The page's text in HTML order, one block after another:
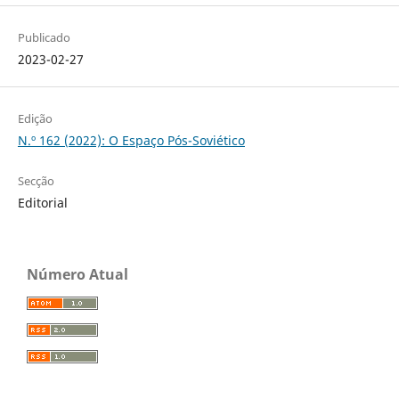
Publicado
2023-02-27
Edição
N.º 162 (2022): O Espaço Pós-Soviético
Secção
Editorial
Número Atual